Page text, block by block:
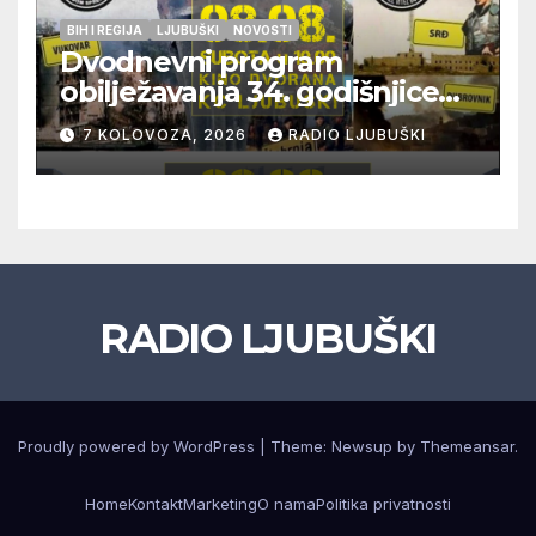
BIH I REGIJA LJUBUŠKI NOVOSTI
Dvodnevni program
obilježavanja 34. godišnjice
pogibije generala Blaža
Kraljevića i osmorice
pripadnika HOS-a
7 KOLOVOZA, 2026 RADIO LJUBUŠKI
RADIO LJUBUŠKI
Proudly powered by WordPress Theme: Newsup by Themeansar.
HomeKontaktMarketingO namaPolitika privatnosti